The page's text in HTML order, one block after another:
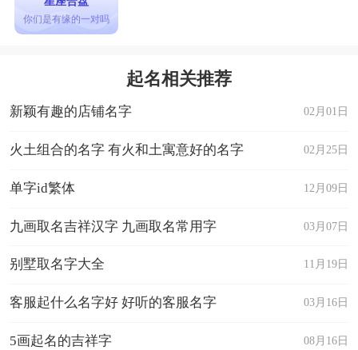
你们是有缘的一对吗
起名相关推荐
02月01日
新颖有趣的店铺名字
02月25日
火土组合的名字 有火和土寓意好的名字
12月09日
单字id繁体
03月07日
九画取名吉祥汉字 九画取名常用字
11月19日
别墅取名字大全
03月16日
客服起什么名字好 好听的客服名字
08月16日
5画起名的吉祥字